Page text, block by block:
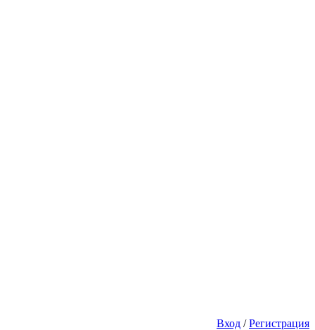
Вход /Регистрация